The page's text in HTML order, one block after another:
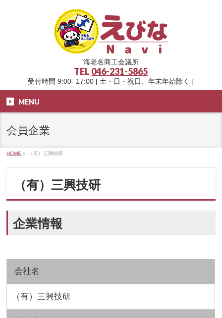
海老名商工会議所
TEL 046-231-5865
受付時間 9:00- 17:00 [ 土・日・祝日、年末年始除く ]
MENU
会員企業
HOME » （有）三興技研
（有）三興技研
企業情報
会社名
（有）三興技研